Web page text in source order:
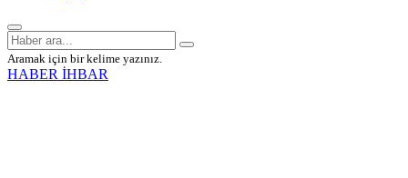
Aramak için bir kelime yazınız.
HABER İHBAR